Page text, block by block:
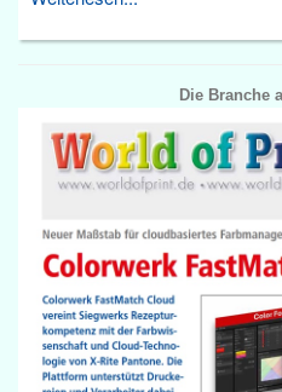
Die Branche